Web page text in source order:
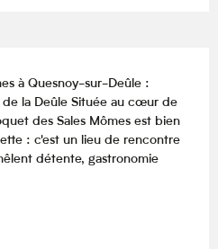
à Quesnoy-sur-Deûle :
de la Deûle Située au cœur de
des Sales Mômes est bien
: c'est un lieu de rencontre
détente, gastronomie